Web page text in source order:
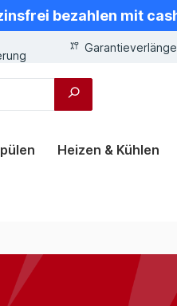
bezahlen mit
Heizen & Kühlen